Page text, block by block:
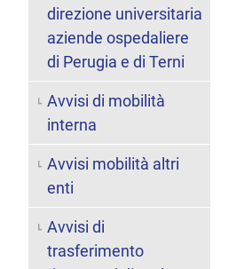
direzione universitaria
aziende ospedaliere
di Perugia e di Terni
Avvisi di mobilità
interna
Avvisi mobilità altri
enti
Avvisi di
trasferimento